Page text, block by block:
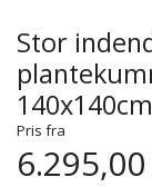
Stor
140x140cm
Pris fra